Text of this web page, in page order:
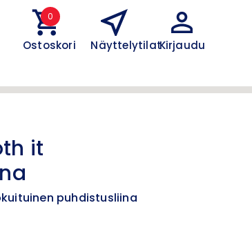
Ostoskori
0
NäyttelytilatKirjaudu
it
puhdistusliina